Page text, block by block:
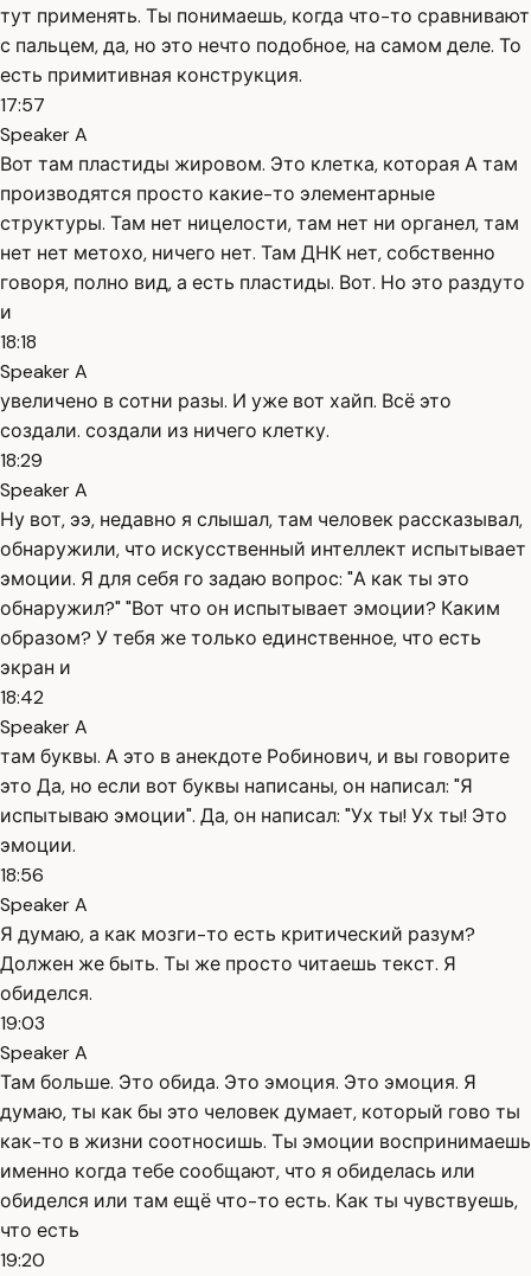
тут применять. Ты понимаешь, когда что-то сравнивают
с пальцем, да, но это нечто подобное, на самом деле. То
есть примитивная конструкция.
17:57
Speaker A
Вот там пластиды жировом. Это клетка, которая А там
производятся просто какие-то элементарные
структуры. Там нет ницелости, там нет ни органел, там
нет нет метохо, ничего нет. Там ДНК нет, собственно
говоря, полно вид, а есть пластиды. Вот. Но это раздуто
и
18:18
Speaker A
увеличено в сотни разы. И уже вот хайп. Всё это
создали. создали из ничего клетку.
18:29
Speaker A
Ну вот, ээ, недавно я слышал, там человек рассказывал,
обнаружили, что искусственный интеллект испытывает
эмоции. Я для себя го задаю вопрос: "А как ты это
обнаружил?" "Вот что он испытывает эмоции? Каким
образом? У тебя же только единственное, что есть
экран и
18:42
Speaker A
там буквы. А это в анекдоте Робинович, и вы говорите
это Да, но если вот буквы написаны, он написал: "Я
испытываю эмоции". Да, он написал: "Ух ты! Ух ты! Это
эмоции.
18:56
Speaker A
Я думаю, а как мозги-то есть критический разум?
Должен же быть. Ты же просто читаешь текст. Я
обиделся.
19:03
Speaker A
Там больше. Это обида. Это эмоция. Это эмоция. Я
думаю, ты как бы это человек думает, который гово ты
как-то в жизни соотносишь. Ты эмоции воспринимаешь
именно когда тебе сообщают, что я обиделась или
обиделся или там ещё что-то есть. Как ты чувствуешь,
что есть
19:20